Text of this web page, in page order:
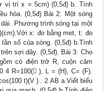
vị trí x = 5cm) (0,5đ) b. Tính
hòa. (0,5đ) Bài 2: Một sóng
Phương trình sóng tại một
x: đo bằng met, t: đo
số của sóng. (0,5đ) b.Tính
sợi dây. (0,5đ). Bài 3: Cho
có điện trở R, cuộn cảm
4 R=100( ), L = (H), C= (F).
t)(V ) . 2 AB a.Viết biểu